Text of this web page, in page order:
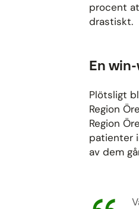
procent
drastiskt.
En
Plötsligt
Region
Region
patienter
av dem